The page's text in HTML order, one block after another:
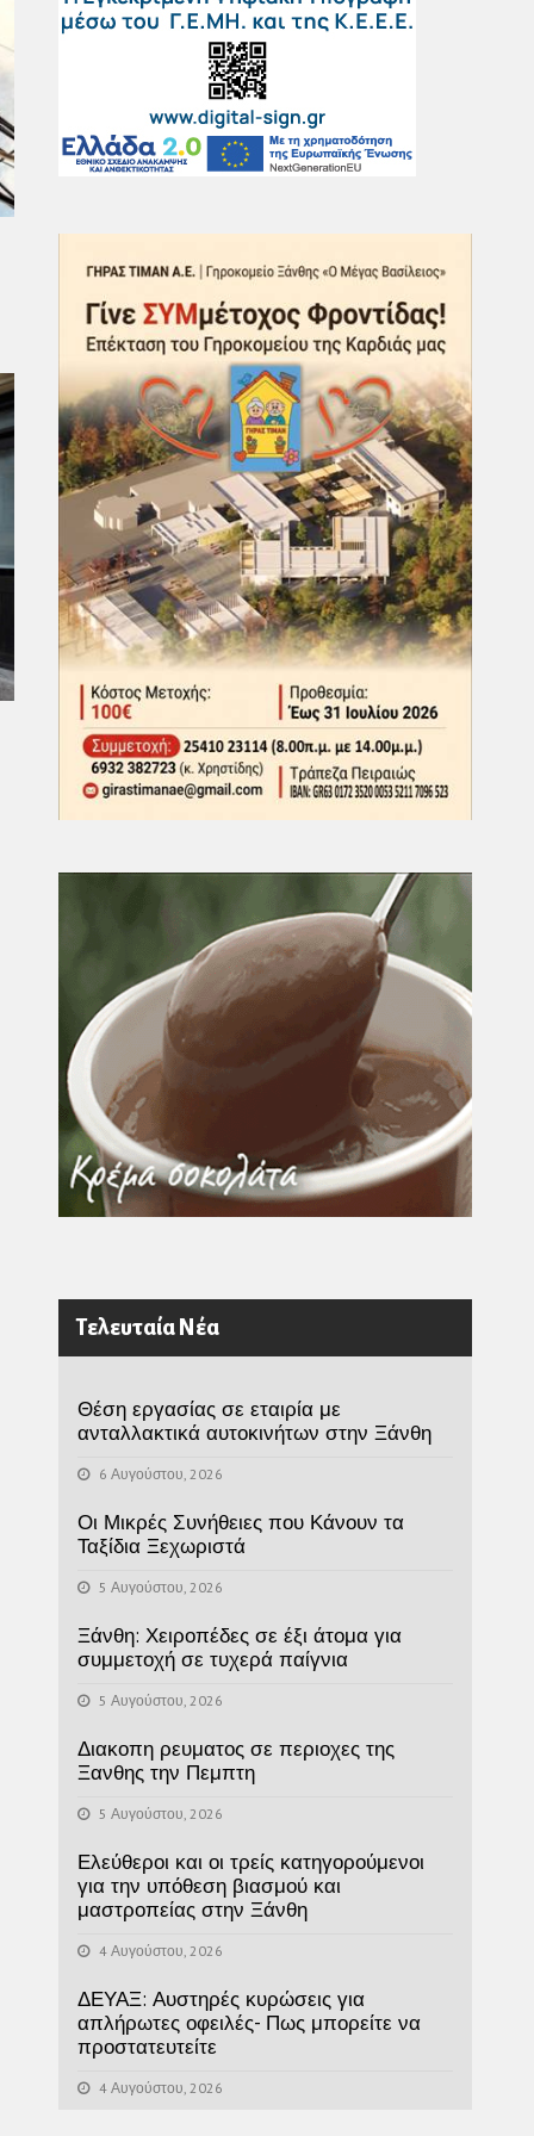
Τελευταία Νέα
Θέση εργασίας σε εταιρία με
ανταλλακτικά αυτοκινήτων στην Ξάνθη
6 Αυγούστου, 2026
Οι Μικρές Συνήθειες που Κάνουν τα
Ταξίδια Ξεχωριστά
5 Αυγούστου, 2026
Ξάνθη: Χειροπέδες σε έξι άτομα για
συμμετοχή σε τυχερά παίγνια
5 Αυγούστου, 2026
Διακοπη ρευματος σε περιοχες της
Ξανθης την Πεμπτη
5 Αυγούστου, 2026
Ελεύθεροι και οι τρείς κατηγορούμενοι
για την υπόθεση βιασμού και
μαστροπείας στην Ξάνθη
4 Αυγούστου, 2026
ΔΕΥΑΞ: Αυστηρές κυρώσεις για
απλήρωτες οφειλές- Πως μπορείτε να
προστατευτείτε
4 Αυγούστου, 2026